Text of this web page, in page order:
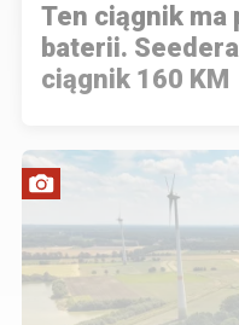
Ten ciągnik ma
baterii.
ciągnik 160 KM